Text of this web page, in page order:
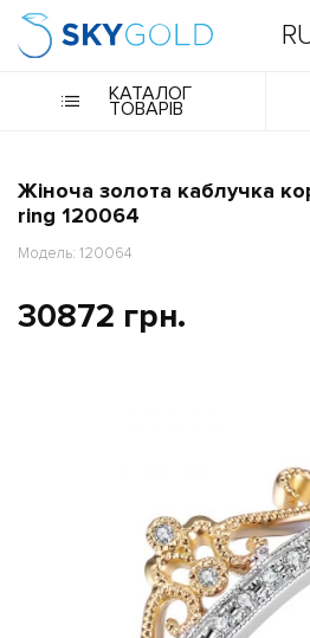
КАТАЛОГ
ТОВАРІВ
Жіноча золота каблучка
ring 120064
Модель: 120064
30872 грн.